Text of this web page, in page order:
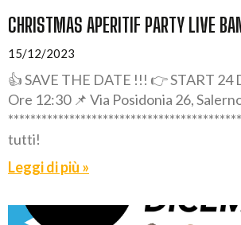
CHRISTMAS APERITIF PARTY LIVE
15/12/2023
👍 SAVE THE DATE !!! 👉 START 24
Ore 12:30 📌 Via Posidonia 26,
tutti!
Leggi di più »